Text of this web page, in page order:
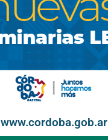
www.cordoba.gob.ar